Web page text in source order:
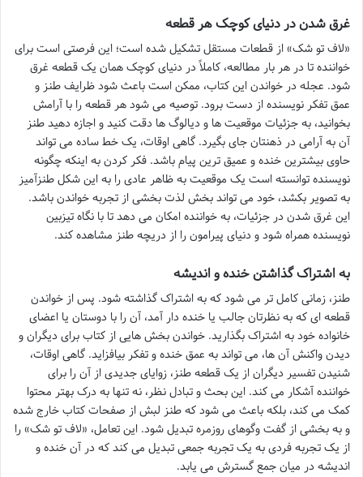
غرق شدن در دنیای کوچک هر قطعه
«لاف تو شک» از قطعات مستقل تشکیل شده است؛ این فرصتی است برای
خواننده تا در هر بار مطالعه، کاملاً در دنیای کوچک همان یک قطعه غرق
شود. عجله در خواندن این کتاب، ممکن است باعث شود ظرایف طنز و
عمق تفکر نویسنده از دست برود. توصیه می شود هر قطعه را با آرامش
بخوانید، به جزئیات موقعیت ها و دیالوگ ها دقت کنید و اجازه دهید طنز
آن به آرامی در ذهنتان جای بگیرد. گاهی اوقات، یک خط ساده می تواند
حاوی بیشترین خنده و عمیق ترین پیام باشد. فکر کردن به اینکه چگونه
نویسنده توانسته است یک موقعیت به ظاهر عادی را به این شکل طنزآمیز
به تصویر بکشد، خود می تواند بخش لذت بخشی از تجربه خواندن باشد.
این غرق شدن در جزئیات، به خواننده امکان می دهد تا با نگاه تیزبین
نویسنده همراه شود و دنیای پیرامون را از دریچه طنز مشاهده کند.
به اشتراک گذاشتن خنده و اندیشه
طنز، زمانی کامل تر می شود که به اشتراک گذاشته شود. پس از خواندن
قطعه ای که به نظرتان جالب یا خنده دار آمد، آن را با دوستان یا اعضای
خانواده خود به اشتراک بگذارید. خواندن بخش هایی از کتاب برای دیگران و
دیدن واکنش آن ها، می تواند به عمق خنده و تفکر بیافزاید. گاهی اوقات،
شنیدن تفسیر دیگران از یک قطعه طنز، زوایای جدیدی از آن را برای
خواننده آشکار می کند. این بحث و تبادل نظر، نه تنها به درک بهتر محتوا
کمک می کند، بلکه باعث می شود که طنز لبش از صفحات کتاب خارج شده
و به بخشی از گفت وگوهای روزمره تبدیل شود. این تعامل، «لاف تو شک» را
از یک تجربه فردی به یک تجربه جمعی تبدیل می کند که در آن خنده و
اندیشه در میان جمع گسترش می یابد.